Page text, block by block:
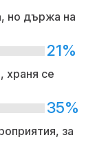
но държа на
21%
храня се
35%
за